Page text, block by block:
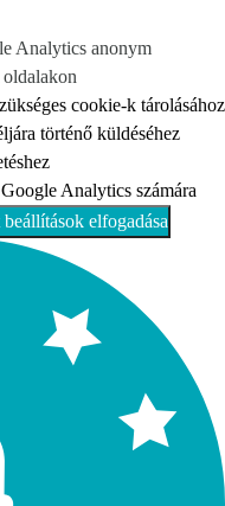
Analytics anonym
cookie-k tárolásához
történő küldéséhez
Analytics számára
elfogadása